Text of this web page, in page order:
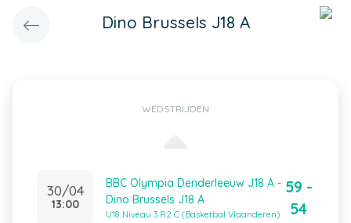
Dino Brussels J18 A
WEDSTRIJDEN
30/04
13:00
BBC Olympia Denderleeuw J18 A -
Dino Brussels J18 A
U18 Niveau 3 R2 C (Basketbal Vlaanderen)
59 -
54